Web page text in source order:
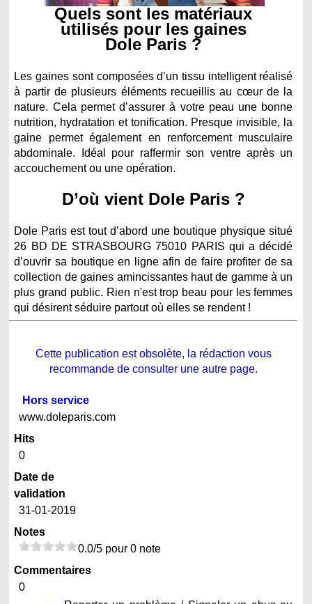
Quels sont les matériaux
utilisés pour les gaines
Dole Paris ?
Les gaines sont composées d’un tissu intelligent réalisé
à partir de plusieurs éléments recueillis au cœur de la
nature. Cela permet d’assurer à votre peau une bonne
nutrition, hydratation et tonification. Presque invisible, la
gaine permet également en renforcement musculaire
abdominale. Idéal pour raffermir son ventre après un
accouchement ou une opération.
D’où vient Dole Paris ?
Dole Paris est tout d’abord une boutique physique situé
26 BD DE STRASBOURG 75010 PARIS qui a décidé
d’ouvrir sa boutique en ligne afin de faire profiter de sa
collection de gaines amincissantes haut de gamme à un
plus grand public. Rien n'est trop beau pour les femmes
qui désirent séduire partout où elles se rendent !
Cette publication est obsolète, la rédaction vous
recommande de consulter une autre page.
Hors service
www.doleparis.com
Hits
0
Date de
validation
31-01-2019
Notes
0.0/5 pour 0 note
Commentaires
0